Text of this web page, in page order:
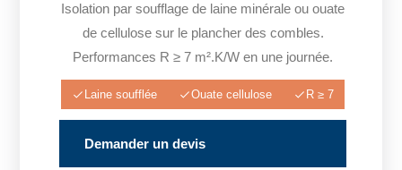
Isolation par soufflage de laine minérale ou ouate
de cellulose sur le plancher des combles.
Performances R ≥ 7 m².K/W en une journée.
Laine soufflée Ouate cellulose R ≥ 7
Demander un devis